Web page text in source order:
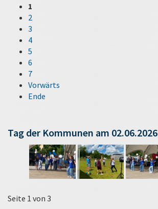
1
2
3
4
5
6
7
Vorwärts
Ende
Tag der Kommunen am 02.06.2026
Seite 1 von 3